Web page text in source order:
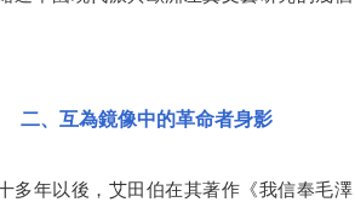
二、互為鏡像中的革命者身影
多年以後，艾田伯在其著作《我信奉毛澤